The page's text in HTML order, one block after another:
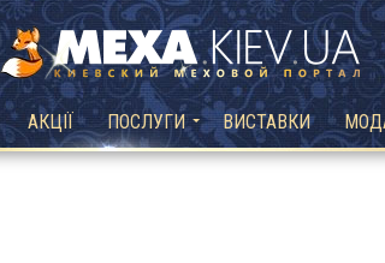
АКЦІЇ ПОСЛУГИ ВИСТАВКИ